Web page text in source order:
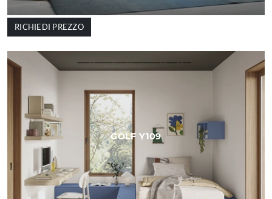
RICHIEDI PREZZO
GOLF Y109